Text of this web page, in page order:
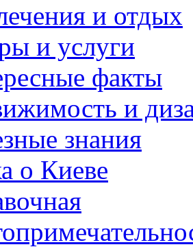
и отдых
и услуги
факты
и
знания
о Киеве